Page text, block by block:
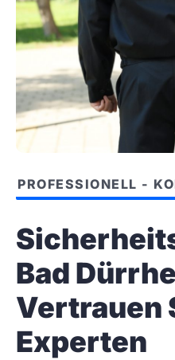
PROFESSIONELL -
Bad
Vertrauen
Experten